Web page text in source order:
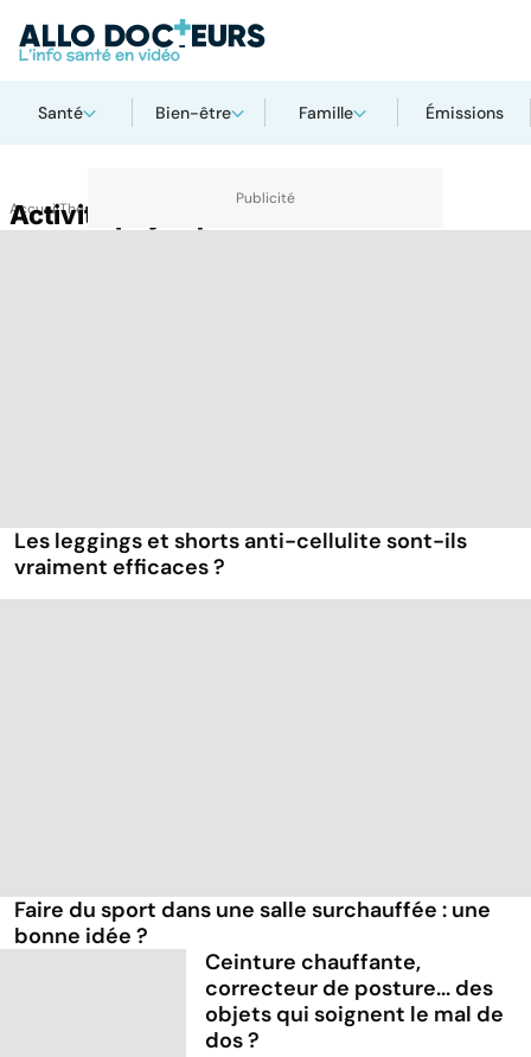
Santé Bien-être Famille Émissions
AccueilThématiques
Activité physique
Les leggings et shorts anti-cellulite sont-ils
vraiment efficaces ?
Faire du sport dans une salle surchauffée : une
bonne idée ?
Ceinture chauffante,
correcteur de posture... des
objets qui soignent le mal de
dos ?